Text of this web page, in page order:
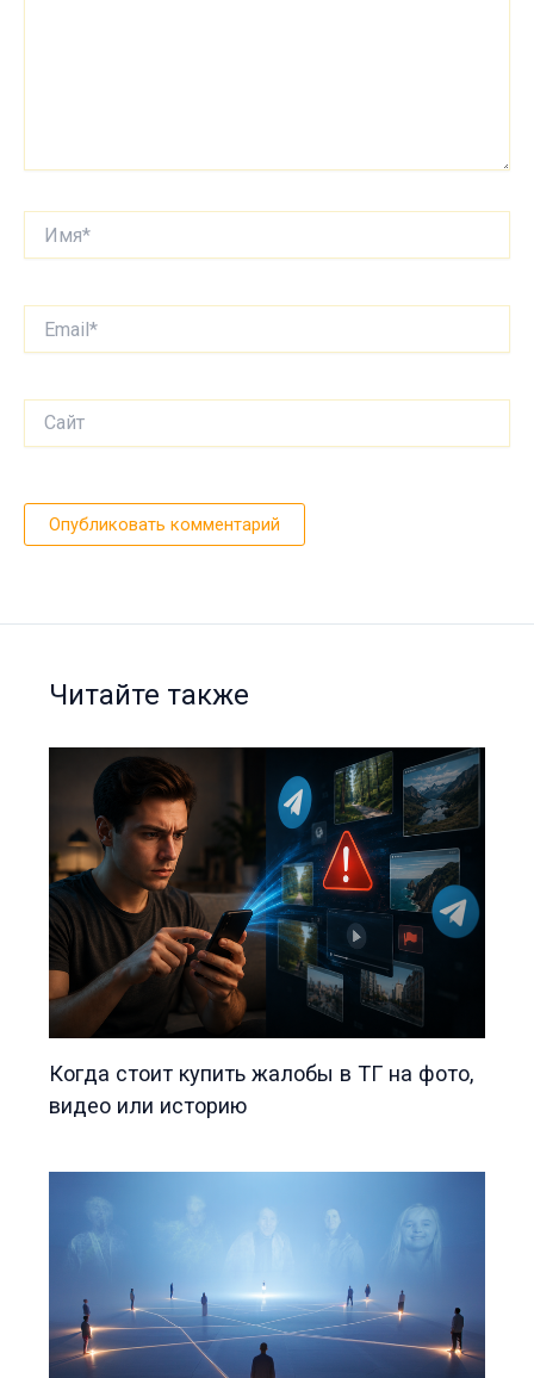
Читайте также
Когда стоит купить жалобы в ТГ на фото,
видео или историю